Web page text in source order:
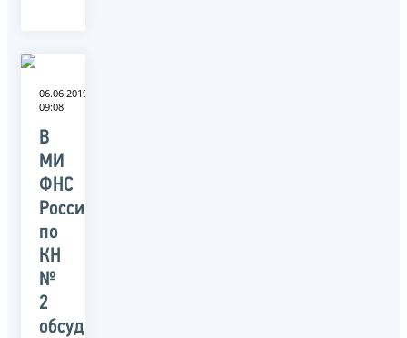
06.06.2019
09:08
В
МИ
ФНС
России
по
КН
№
2
обсудили